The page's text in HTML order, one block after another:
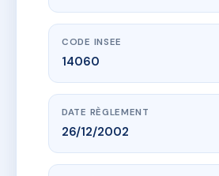
CODE INSEE
14060
DATE RÈGLEMENT
26/12/2002